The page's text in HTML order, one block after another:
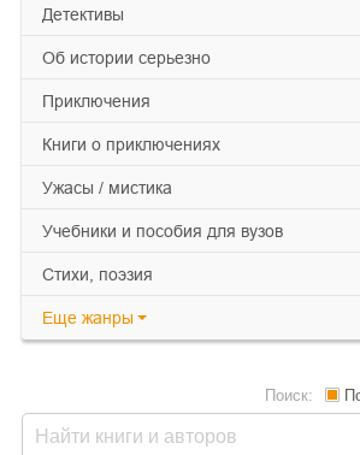
детективы
об истории серьезно
приключения
книги о приключениях
ужасы / мистика
учебники и пособия для вузов
cтихи, поэзия
Еще жанры
Поиск: